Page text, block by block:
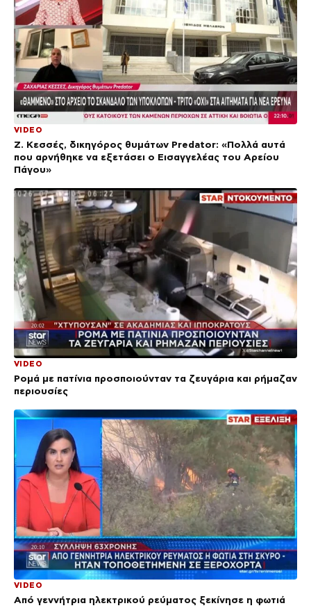
VIDEO
Ζ. Κεσσές, δικηγόρος θυμάτων Predator: «Πολλά αυτά
που αρνήθηκε να εξετάσει ο Εισαγγελέας του Αρείου
Πάγου»
VIDEO
Ρομά με πατίνια προσποιούνταν τα ζευγάρια και ρήμαζαν
περιουσίες
VIDEO
Από γεννήτρια ηλεκτρικού ρεύματος ξεκίνησε η φωτιά